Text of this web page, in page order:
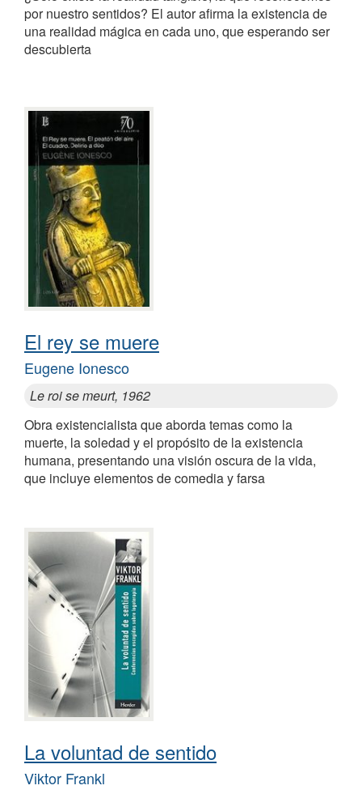
por nuestro sentidos? El autor afirma la existencia de
una realidad mágica en cada uno, que esperando ser
descubierta
El rey se muere
Eugene Ionesco
Le roi se meurt, 1962
Obra existencialista que aborda temas como la
muerte, la soledad y el propósito de la existencia
humana, presentando una visión oscura de la vida,
que incluye elementos de comedia y farsa
La voluntad de sentido
Viktor Frankl